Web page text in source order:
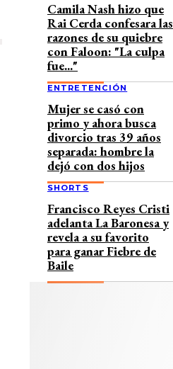
Camila Nash hizo que
Rai Cerda confesara las
razones de su quiebre
con Faloon: "La culpa
fue..."
ENTRETENCIÓN
Mujer se casó con
primo y ahora busca
divorcio tras 39 años
separada: hombre la
dejó con dos hijos
SHORTS
Francisco Reyes Cristi
adelanta La Baronesa y
revela a su favorito
para ganar Fiebre de
Baile